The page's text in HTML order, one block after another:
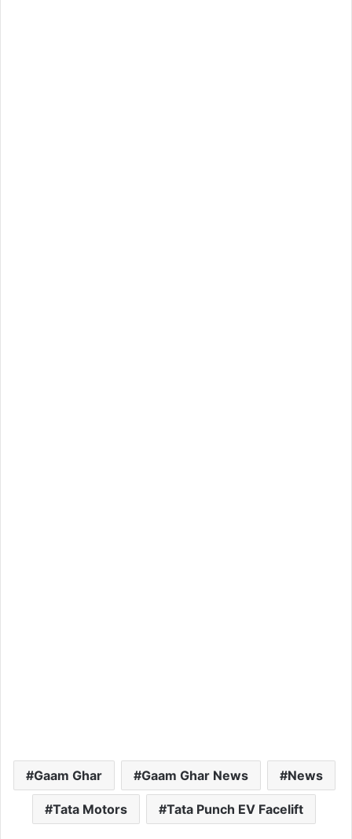
Gaam Ghar Gaam Ghar News News
Tata Motors Tata Punch EV Facelift